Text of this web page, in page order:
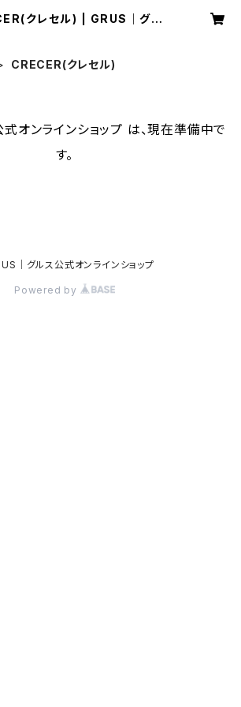
クレセル) | GRUS｜グル
CRECER(クレセル)
オンラインショップ は、現在準備中で
す。
｜グルス公式オンラインショップ
Powered by